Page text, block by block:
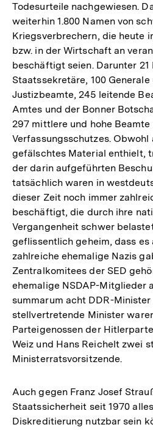
Todesurteile nachgewiesen.
weiterhin 1.800 Namen von
Kriegsverbrechern, die heute
bzw. in der Wirtschaft an
beschäftigt seien. Darunter 21
Staatssekretäre, 100
Justizbeamte, 245 leitende
Amtes und der Bonner
297 mittlere und hohe
Verfassungsschutzes. Obwohl
gefälschtes Material enthielt,
der darin aufgeführten
tatsächlich waren in
dieser Zeit noch immer
beschäftigt, die durch ihre
Vergangenheit schwer
geflissentlich geheim, dass es
zahlreiche ehemalige Nazis
Zentralkomitees der SED
ehemalige NSDAP-Mitglieder
summarum acht DDR-Minister
stellvertretende Minister
Parteigenossen der
Weiz und Hans Reichelt zwei
Ministerratsvorsitzende.
Auch gegen Franz Josef
Staatssicherheit seit 1970
Diskreditierung nutzbar sein